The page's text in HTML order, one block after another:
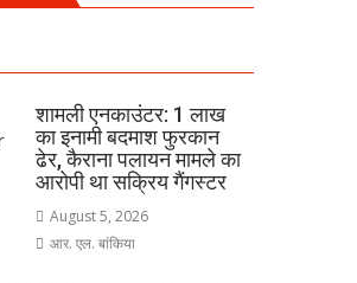
शामली एनकाउंटर: 1 लाख
का इनामी बदमाश फुरकान
ढेर, कैराना पलायन मामले का
आरोपी था सक्रिय गैंगस्टर
August 5, 2026
आर. एल. बांकिया